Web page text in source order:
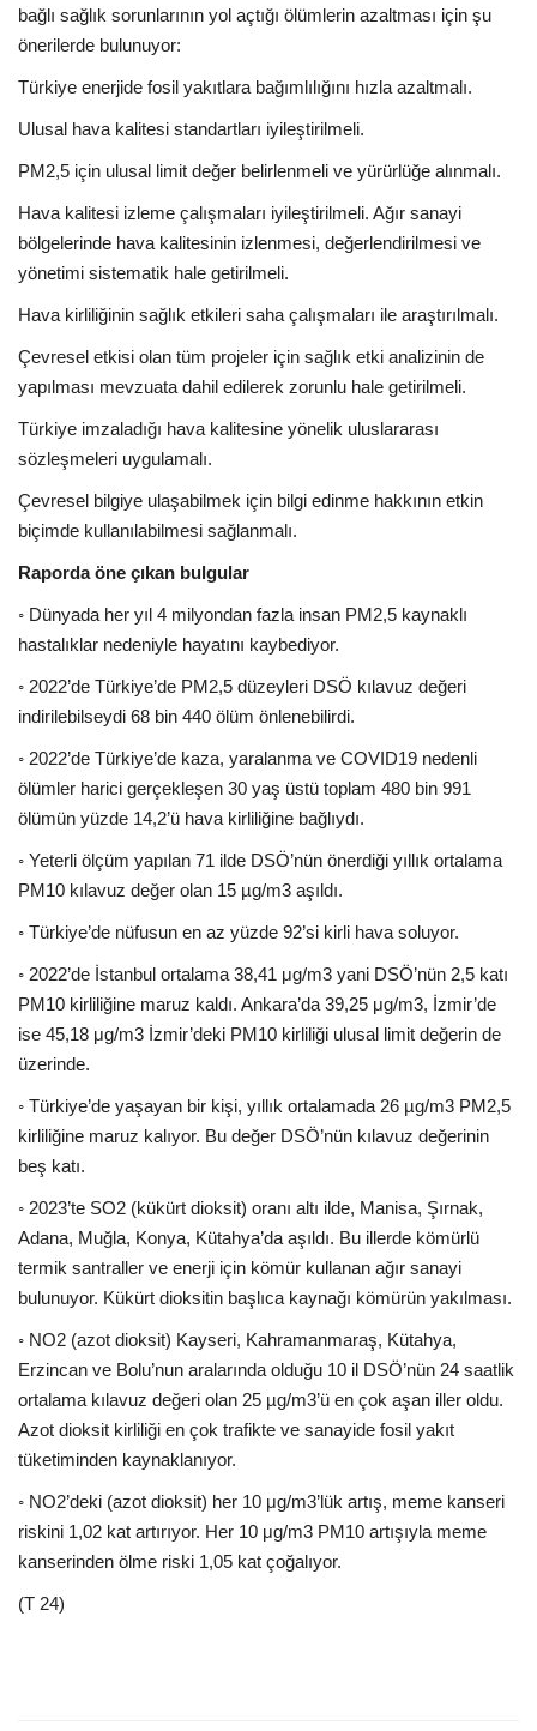
bağlı sağlık sorunlarının yol açtığı ölümlerin azaltması için şu
önerilerde bulunuyor:
Türkiye enerjide fosil yakıtlara bağımlılığını hızla azaltmalı.
Ulusal hava kalitesi standartları iyileştirilmeli.
PM2,5 için ulusal limit değer belirlenmeli ve yürürlüğe alınmalı.
Hava kalitesi izleme çalışmaları iyileştirilmeli. Ağır sanayi
bölgelerinde hava kalitesinin izlenmesi, değerlendirilmesi ve
yönetimi sistematik hale getirilmeli.
Hava kirliliğinin sağlık etkileri saha çalışmaları ile araştırılmalı.
Çevresel etkisi olan tüm projeler için sağlık etki analizinin de
yapılması mevzuata dahil edilerek zorunlu hale getirilmeli.
Türkiye imzaladığı hava kalitesine yönelik uluslararası
sözleşmeleri uygulamalı.
Çevresel bilgiye ulaşabilmek için bilgi edinme hakkının etkin
biçimde kullanılabilmesi sağlanmalı.
Raporda öne çıkan bulgular
◦ Dünyada her yıl 4 milyondan fazla insan PM2,5 kaynaklı
hastalıklar nedeniyle hayatını kaybediyor.
◦ 2022’de Türkiye’de PM2,5 düzeyleri DSÖ kılavuz değeri
indirilebilseydi 68 bin 440 ölüm önlenebilirdi.
◦ 2022’de Türkiye’de kaza, yaralanma ve COVID19 nedenli
ölümler harici gerçekleşen 30 yaş üstü toplam 480 bin 991
ölümün yüzde 14,2’ü hava kirliliğine bağlıydı.
◦ Yeterli ölçüm yapılan 71 ilde DSÖ’nün önerdiği yıllık ortalama
PM10 kılavuz değer olan 15 µg/m3 aşıldı.
◦ Türkiye’de nüfusun en az yüzde 92’si kirli hava soluyor.
◦ 2022’de İstanbul ortalama 38,41 μg/m3 yani DSÖ’nün 2,5 katı
PM10 kirliliğine maruz kaldı. Ankara’da 39,25 μg/m3, İzmir’de
ise 45,18 μg/m3 İzmir’deki PM10 kirliliği ulusal limit değerin de
üzerinde.
◦ Türkiye’de yaşayan bir kişi, yıllık ortalamada 26 µg/m3 PM2,5
kirliliğine maruz kalıyor. Bu değer DSÖ’nün kılavuz değerinin
beş katı.
◦ 2023’te SO2 (kükürt dioksit) oranı altı ilde, Manisa, Şırnak,
Adana, Muğla, Konya, Kütahya’da aşıldı. Bu illerde kömürlü
termik santraller ve enerji için kömür kullanan ağır sanayi
bulunuyor. Kükürt dioksitin başlıca kaynağı kömürün yakılması.
◦ NO2 (azot dioksit) Kayseri, Kahramanmaraş, Kütahya,
Erzincan ve Bolu’nun aralarında olduğu 10 il DSÖ’nün 24 saatlik
ortalama kılavuz değeri olan 25 µg/m3’ü en çok aşan iller oldu.
Azot dioksit kirliliği en çok trafikte ve sanayide fosil yakıt
tüketiminden kaynaklanıyor.
◦ NO2’deki (azot dioksit) her 10 μg/m3’lük artış, meme kanseri
riskini 1,02 kat artırıyor. Her 10 μg/m3 PM10 artışıyla meme
kanserinden ölme riski 1,05 kat çoğalıyor.
(T 24)